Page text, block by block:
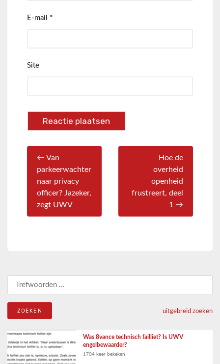
E-mail *
Site
← Van
parkeerwachter
naar privacy
officer? Jazeker,
zegt UWV
Hoe de
overheid
openheid
frustreert, deel
1 →
Zoeken naar:
uitgebreid zoeken
Was 8vance technisch failliet? Is UWV
engelbewaarder?
1704 keer bekeken